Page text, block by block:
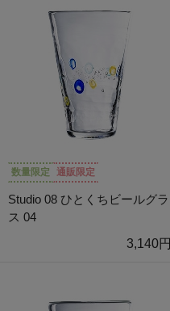
数量限定 通販限定
Studio 08 ひとくちビールグラ
ス 04
3,140円